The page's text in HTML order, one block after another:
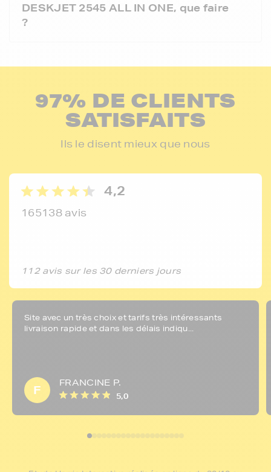
DESKJET 2545 ALL IN ONE, que faire
?
97% DE CLIENTS
SATISFAITS
Ils le disent mieux que nous
4,2
165138 avis
112 avis sur les 30 derniers jours
Site avec un très choix et tarifs très intéressants
livraison rapide et dans les délais indiqu...
F
FRANCINE P.
5,0